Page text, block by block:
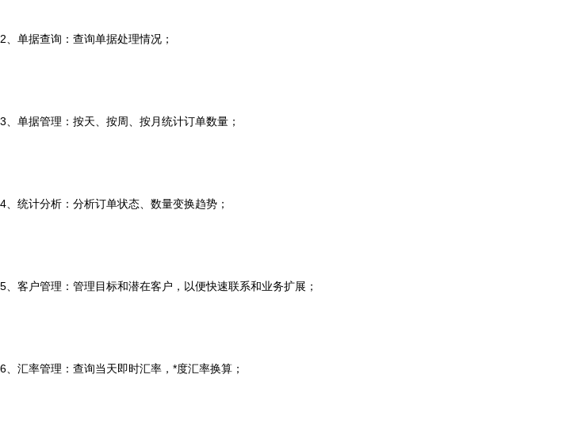
2、单据查询：查询单据处理情况；
3、单据管理：按天、按周、按月统计订单数量；
4、统计分析：分析订单状态、数量变换趋势；
5、客户管理：管理目标和潜在客户，以便快速联系和业务扩展；
6、汇率管理：查询当天即时汇率，*度汇率换算；